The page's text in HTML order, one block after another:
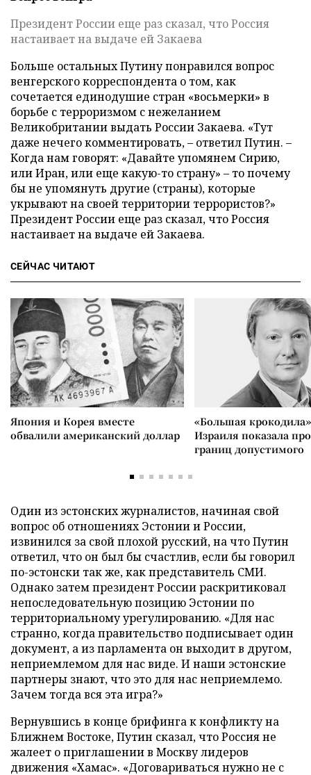
Президент России еще раз сказал, что Россия
настаивает на выдаче ей Закаева
Больше остальных Путину понравился вопрос
венгерского корреспондента о том, как
сочетается единодушие стран «восьмерки» в
борьбе с терроризмом с нежеланием
Великобритании выдать России Закаева. «Тут
даже нечего комментировать, – ответил Путин. –
Когда нам говорят: «Давайте упомянем Сирию,
или Иран, или еще какую-то страну» – то почему
бы не упомянуть другие (страны), которые
укрывают на своей территории террористов?»
Президент России еще раз сказал, что Россия
настаивает на выдаче ей Закаева.
СЕЙЧАС ЧИТАЮТ
Япония и Корея вместе
обвалили американский доллар
«Большая
Израиля показала
границ допустимого
Один из эстонских журналистов, начиная свой
вопрос об отношениях Эстонии и России,
извинился за свой плохой русский, на что Путин
ответил, что он был бы счастлив, если бы говорил
по-эстонски так же, как представитель СМИ.
Однако затем президент России раскритиковал
непоследовательную позицию Эстонии по
территориальному урегулированию. «Для нас
странно, когда правительство подписывает один
документ, а из парламента он выходит в другом,
неприемлемом для нас виде. И наши эстонские
партнеры знают, что это для нас неприемлемо.
Зачем тогда вся эта игра?»
Вернувшись в конце брифинга к конфликту на
Ближнем Востоке, Путин сказал, что Россия не
жалеет о приглашении в Москву лидеров
движения «Хамас». «Договариваться нужно не с